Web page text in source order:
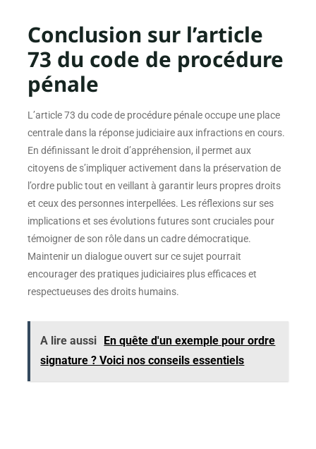
Conclusion sur l’article
73 du code de procédure
pénale
L’article 73 du code de procédure pénale occupe une place
centrale dans la réponse judiciaire aux infractions en cours.
En définissant le droit d’appréhension, il permet aux
citoyens de s’impliquer activement dans la préservation de
l’ordre public tout en veillant à garantir leurs propres droits
et ceux des personnes interpellées. Les réflexions sur ses
implications et ses évolutions futures sont cruciales pour
témoigner de son rôle dans un cadre démocratique.
Maintenir un dialogue ouvert sur ce sujet pourrait
encourager des pratiques judiciaires plus efficaces et
respectueuses des droits humains.
A lire aussi En quête d'un exemple pour ordre
signature ? Voici nos conseils essentiels